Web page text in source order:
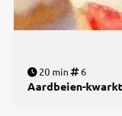
20 min 6
Aardbeien-